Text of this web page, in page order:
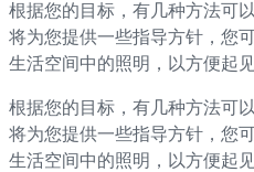
根据您的目标，有几种方法可
将为您提供一些指导方针，您
生活空间中的照明，以方便起见
根据您的目标，有几种方法可
将为您提供一些指导方针，您
生活空间中的照明，以方便起